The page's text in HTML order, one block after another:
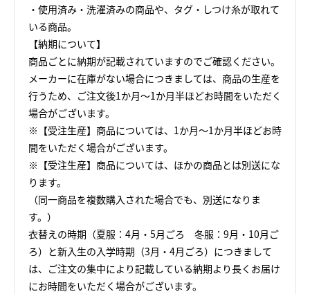
・使用済み・洗濯済みの商品や、タグ・しつけ糸が取れて
いる商品。
【納期について】
商品ごとに納期が記載されていますのでご確認ください。
メーカーに在庫がない場合につきましては、商品の生産を
行うため、ご注文後1か月～1か月半ほどお時間をいただく
場合がございます。
※【受注生産】商品については、1か月～1か月半ほどお時
間をいただく場合がございます。
※【受注生産】商品については、ほかの商品とは別送にな
ります。
（同一商品を複数購入された場合でも、別送になりま
す。）
衣替えの時期（夏服：4月・5月ごろ 冬服：9月・10月ご
ろ）と新入生の入学時期（3月・4月ごろ）につきまして
は、ご注文の集中により記載している納期より長くお届け
にお時間をいただく場合がございます。